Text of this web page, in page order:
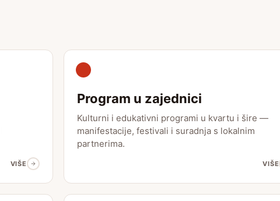
VIŠE
Program u zajednici
Kulturni i edukativni programi u kvartu i šire —
manifestacije, festivali i suradnja s lokalnim
partnerima.
VIŠE